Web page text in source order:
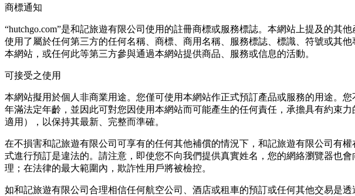
商標通知
“hutchgo.com”是和記旅遊有限公司使⽤的註冊商標或服務標誌。本網站上提及的
使⽤了屬於任何第三⽅的任何名稱、商標、商⽤名稱、服務標誌、標識、符號或其
本網站，或任何此等第三⽅參與通過本網站提供商品、服務或信息的活動。
可接受之使用
本網站擬⽤於個⼈非商業⽤途。您僅可使⽤本網站作正式預訂產品或服務的⽤途。
年滿法定年齡，並因此可對您因使⽤本網站⽽可能產⽣的任何責任，承擔具有約束
適⽤），以保持其最新、完整⽽準確。
在不損害和記旅遊有限公司可享有的任何其他補償的情況下，和記旅遊有限公司有
式進⾏預訂是違法的。請注意，即使您不向我們提供真實姓名，您的網絡瀏覽器也
理；在法律的最⼤範圍內，欺詐性⽤⼾將被檢控。
如和記旅遊有限公司合理相信任何航空公司、酒店或租⾞的預訂或任何其他交易是